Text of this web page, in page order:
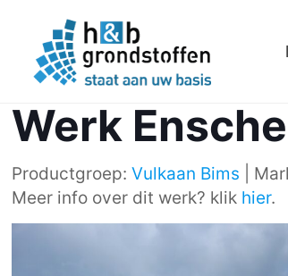
Werk
Productgroep:Vulkaan Bims |
Meer info over dit werk? klik hier.